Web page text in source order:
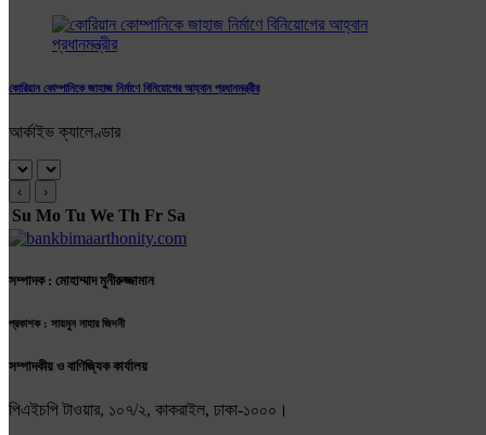
কোরিয়ান কোম্পানিকে জাহাজ নির্মাণে বিনিয়োগের আহ্বান প্রধানমন্ত্রীর
আর্কাইভ ক্যালেণ্ডার
‹ ›
Su Mo Tu We Th Fr Sa
সম্পাদক : মোহাম্মাদ মুনীরুজ্জামান
প্রকাশক : সায়মুন নাহার জিদনী
সম্পাদকীয় ও বাণিজ্যিক কার্যালয়
পিএইচপি টাওয়ার, ১০৭/২, কাকরাইল, ঢাকা-১০০০।